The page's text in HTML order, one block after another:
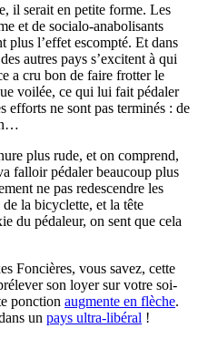
il serait en petite forme. Les
et de socialo-anabolisants
plus l’effet escompté. Et dans
autres pays s’excitent à qui
a cru bon de faire frotter le
voilée, ce qui lui fait pédaler
efforts ne sont pas terminés : de
plus rude, et on comprend,
falloir pédaler beaucoup plus
ne pas redescendre les
la bicyclette, et la tête
du pédaleur, on sent que cela
Foncières, vous savez, cette
son loyer sur votre soi-
ponction augmente en flèche.
un pays ultra-libéral !